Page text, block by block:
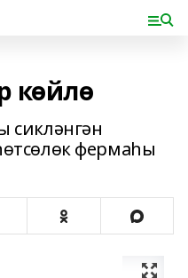
көйлө
сикләнгән
фермаһы